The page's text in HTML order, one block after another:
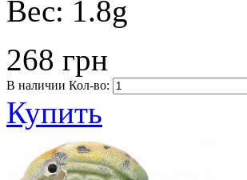
Вес: 1.8g
268 грн
В наличии Кол-во:
Купить